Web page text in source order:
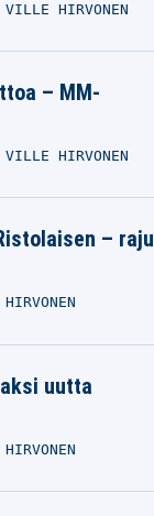
VILLE HIRVONEN
– MM-
VILLE HIRVONEN
– raju
uutta